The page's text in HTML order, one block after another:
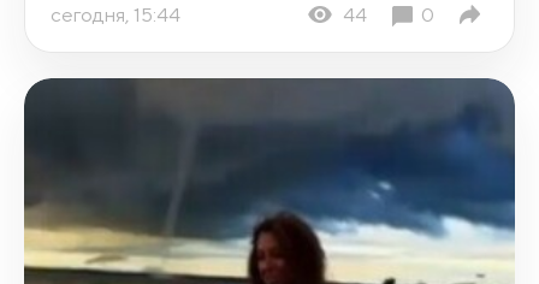
сегодня, 15:44 44 0